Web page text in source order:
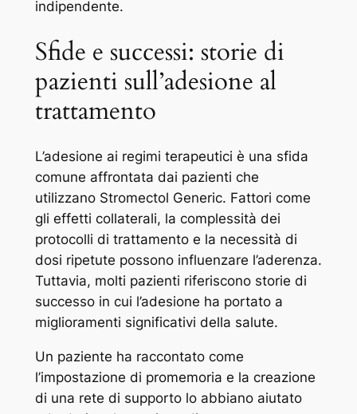
indipendente.
Sfide e successi: storie di
pazienti sull’adesione al
trattamento
L’adesione ai regimi terapeutici è una sfida
comune affrontata dai pazienti che
utilizzano Stromectol Generic. Fattori come
gli effetti collaterali, la complessità dei
protocolli di trattamento e la necessità di
dosi ripetute possono influenzare l’aderenza.
Tuttavia, molti pazienti riferiscono storie di
successo in cui l’adesione ha portato a
miglioramenti significativi della salute.
Un paziente ha raccontato come
l’impostazione di promemoria e la creazione
di una rete di supporto lo abbiano aiutato